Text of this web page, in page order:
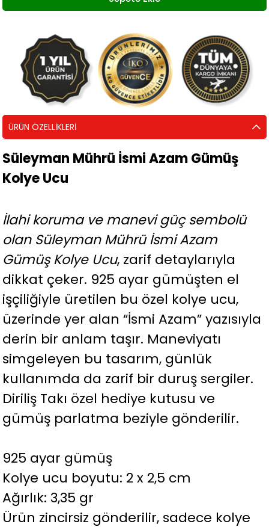
ÜRÜN ÖZELLIKLERI
Süleyman Mührü İsmi Azam Gümüş
Kolye Ucu
İlahi koruma ve manevi güç sembolü
olan Süleyman Mührü İsmi Azam
Gümüş Kolye Ucu, zarif detaylarıyla
dikkat çeker. 925 ayar gümüşten el
işçiliğiyle üretilen bu özel kolye ucu,
üzerinde yer alan “İsmi Azam” yazısıyla
derin bir anlam taşır. Maneviyatı
simgeleyen bu tasarım, günlük
kullanımda da zarif bir duruş sergiler.
Diriliş Takı özel hediye kutusu ve
gümüş parlatma beziyle gönderilir.
925 ayar gümüş
Kolye ucu boyutu: 2 x 2,5 cm
Ağırlık: 3,35 gr
Ürün zincirsiz gönderilir, sadece kolye